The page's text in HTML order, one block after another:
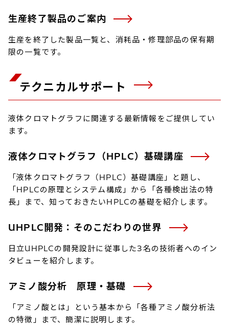
生産終了製品のご案内
生産を終了した製品一覧と、消耗品・修理部品の保有期
限の一覧です。
テクニカルサポート
液体クロマトグラフに関連する最新情報をご提供してい
ます。
液体クロマトグラフ（HPLC）基礎講座
「液体クロマトグラフ（HPLC）基礎講座」と題し、
「HPLCの原理とシステム構成」から「各種検出法の特
長」まで、知っておきたいHPLCの基礎を紹介します。
UHPLC開発：そのこだわりの世界
日立UHPLCの開発設計に従事した3名の技術者へのイン
タビューを紹介します。
アミノ酸分析 原理・基礎
「アミノ酸とは」という基本から「各種アミノ酸分析法
の特徴」まで、簡潔に説明します。